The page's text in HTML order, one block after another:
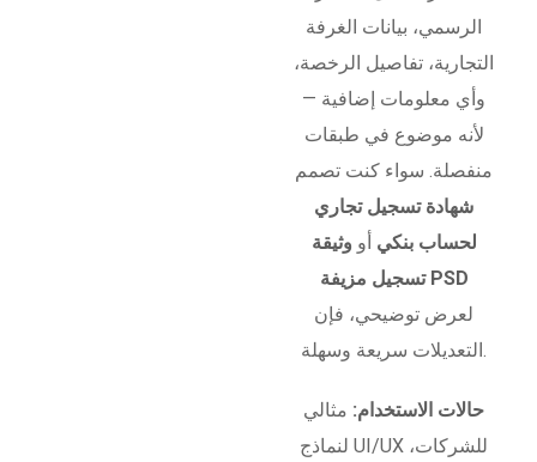
الرسمي، بيانات الغرفة
التجارية، تفاصيل الرخصة،
وأي معلومات إضافية —
لأنه موضوع في طبقات
منفصلة. سواء كنت تصمم
شهادة تسجيل تجاري
لحساب بنكي أو وثيقة
تسجيل مزيفة PSD
لعرض توضيحي، فإن
التعديلات سريعة وسهلة.
حالات الاستخدام: مثالي
لنماذج UI/UX للشركات،